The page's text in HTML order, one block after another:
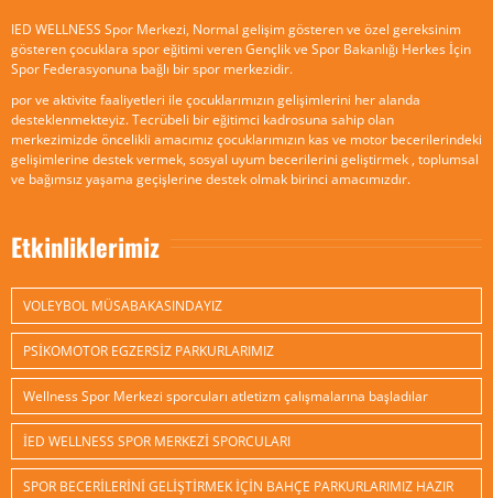
IED WELLNESS Spor Merkezi, Normal gelişim gösteren ve özel gereksinim
gösteren çocuklara spor eğitimi veren Gençlik ve Spor Bakanlığı Herkes İçin
Spor Federasyonuna bağlı bir spor merkezidir.
por ve aktivite faaliyetleri ile çocuklarımızın gelişimlerini her alanda
desteklenmekteyiz. Tecrübeli bir eğitimci kadrosuna sahip olan
merkezimizde öncelikli amacımız çocuklarımızın kas ve motor becerilerindeki
gelişimlerine destek vermek, sosyal uyum becerilerini geliştirmek , toplumsal
ve bağımsız yaşama geçişlerine destek olmak birinci amacımızdır.
Etkinliklerimiz
VOLEYBOL MÜSABAKASINDAYIZ
PSİKOMOTOR EGZERSİZ PARKURLARIMIZ
Wellness Spor Merkezi sporcuları atletizm çalışmalarına başladılar
İED WELLNESS SPOR MERKEZİ SPORCULARI
SPOR BECERİLERİNİ GELİŞTİRMEK İÇİN BAHÇE PARKURLARIMIZ HAZIR